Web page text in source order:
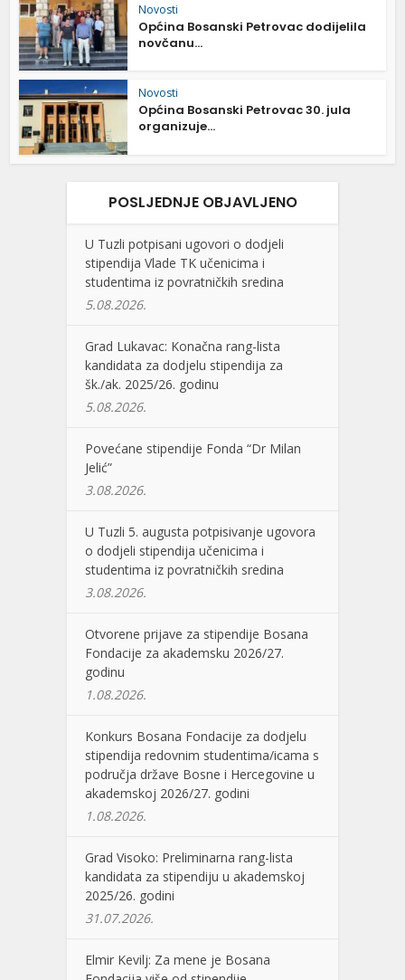
Novosti
Općina Bosanski Petrovac dodijelila
novčanu...
Novosti
Općina Bosanski Petrovac 30. jula
organizuje...
POSLJEDNJE OBJAVLJENO
U Tuzli potpisani ugovori o dodjeli
stipendija Vlade TK učenicima i
studentima iz povratničkih sredina
5.08.2026.
Grad Lukavac: Konačna rang-lista
kandidata za dodjelu stipendija za
šk./ak. 2025/26. godinu
5.08.2026.
Povećane stipendije Fonda “Dr Milan
Jelić”
3.08.2026.
U Tuzli 5. augusta potpisivanje ugovora
o dodjeli stipendija učenicima i
studentima iz povratničkih sredina
3.08.2026.
Otvorene prijave za stipendije Bosana
Fondacije za akademsku 2026/27.
godinu
1.08.2026.
Konkurs Bosana Fondacije za dodjelu
stipendija redovnim studentima/icama s
područja države Bosne i Hercegovine u
akademskoj 2026/27. godini
1.08.2026.
Grad Visoko: Preliminarna rang-lista
kandidata za stipendiju u akademskoj
2025/26. godini
31.07.2026.
Elmir Kevilj: Za mene je Bosana